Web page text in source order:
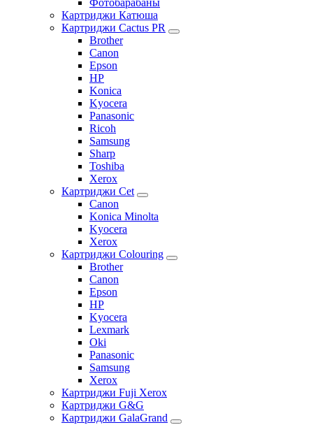
Фотобарабаны
Картриджи Катюша
Картриджи Cactus PR
Brother
Canon
Epson
HP
Konica
Kyocera
Panasonic
Ricoh
Samsung
Sharp
Toshiba
Xerox
Картриджи Cet
Canon
Konica Minolta
Kyocera
Xerox
Картриджи Colouring
Brother
Canon
Epson
HP
Kyocera
Lexmark
Oki
Panasonic
Samsung
Xerox
Картриджи Fuji Xerox
Картриджи G&G
Картриджи GalaGrand